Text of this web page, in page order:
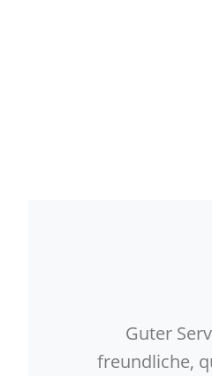
Guter
freundliche,